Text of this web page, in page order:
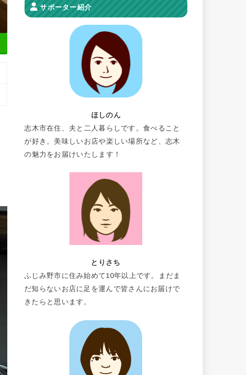
サポーター紹介
ほしのん
志木市在住、夫と二人暮らしです。食べること
が好き。美味しいお店や楽しい場所など、志木
の魅力をお届けいたします！
とりさち
ふじみ野市に住み始めて10年以上です。まだま
だ知らないお店に足を運んで皆さんにお届けで
きたらと思います。